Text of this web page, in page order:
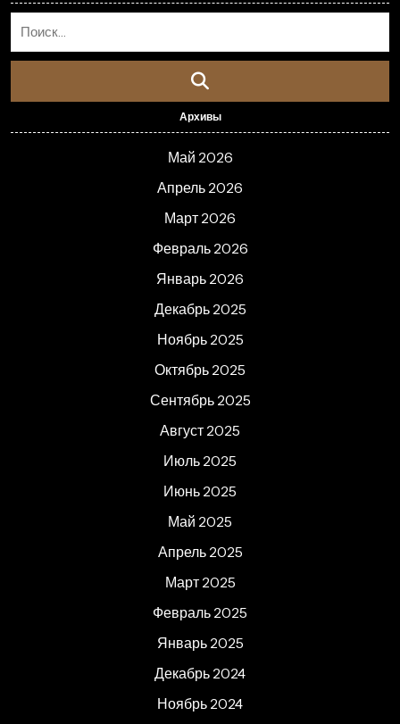
Архивы
Май 2026
Апрель 2026
Март 2026
Февраль 2026
Январь 2026
Декабрь 2025
Ноябрь 2025
Октябрь 2025
Сентябрь 2025
Август 2025
Июль 2025
Июнь 2025
Май 2025
Апрель 2025
Март 2025
Февраль 2025
Январь 2025
Декабрь 2024
Ноябрь 2024